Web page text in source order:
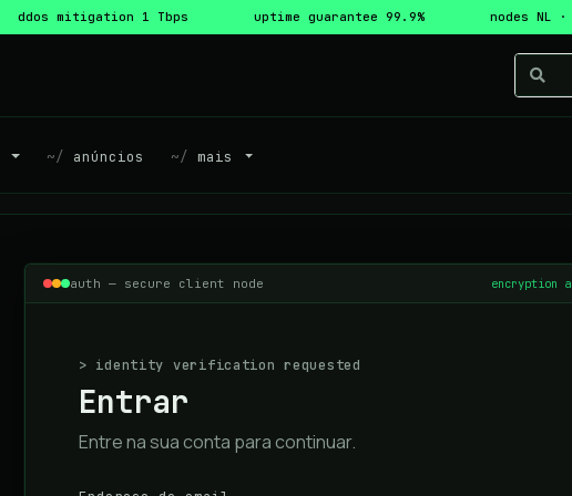
ddos mitigation 1 Tbps uptime guarantee 99.9% nodes NL ·
anúncios mais
auth — secure client node encryption
> identity verification requested
Entrar
Entre na sua conta para continuar.